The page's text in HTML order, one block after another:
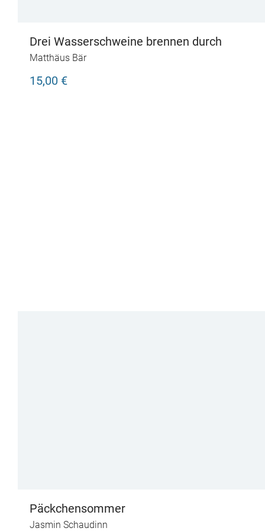
Drei Wasserschweine brennen durch
Matthäus Bär
15,00 €
Päckchensommer
Jasmin Schaudinn